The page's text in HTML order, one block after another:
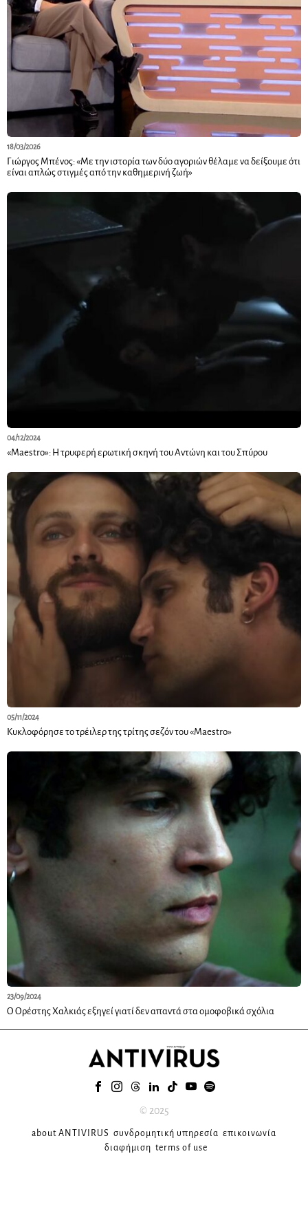
18/03/2026
Γιώργος Μπένος: «Με την ιστορία των δύο αγοριών θέλαμε να δείξουμε ότι
είναι απλώς στιγμές από την καθημερινή ζωή»
04/12/2024
«Maestro»: Η τρυφερή ερωτική σκηνή του Αντώνη και του Σπύρου
05/11/2024
Κυκλοφόρησε το τρέιλερ της τρίτης σεζόν του «Maestro»
23/09/2024
Ο Ορέστης Χαλκιάς εξηγεί γιατί δεν απαντά στα ομοφοβικά σχόλια
© 2025
about ANTIVIRUS συνδρομητική υπηρεσία επικοινωνία
διαφήμιση terms of use